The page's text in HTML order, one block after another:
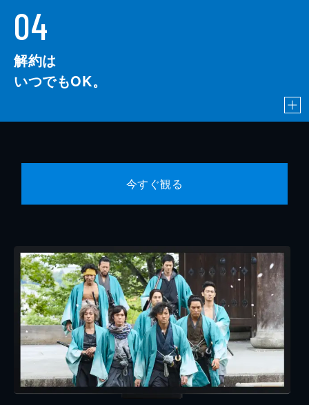
04
解約は
いつでもOK。
今すぐ観る